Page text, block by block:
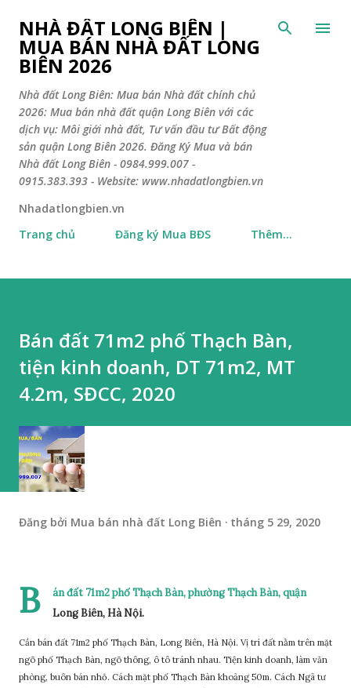
Chuyển đến nội dung chính
NHÀ ĐẤT LONG BIÊN |
MUA BÁN NHÀ ĐẤT LONG
BIÊN 2026
Nhà đất Long Biên: Mua bán Nhà đất chính chủ
2026: Mua bán nhà đất quận Long Biên với các
dịch vụ: Môi giới nhà đất, Tư vấn đầu tư Bất động
sản quận Long Biên 2026. Đăng Ký Mua và bán
Nhà đất Long Biên - 0984.999.007 -
0915.383.393 - Website: www.nhadatlongbien.vn
Nhadatlongbien.vn
Trang chủ
Đăng ký Mua BĐS Thêm…
Bán đất 71m2 phố Thạch Bàn,
tiện kinh doanh, DT 71m2, MT
4.2m, SĐCC, 2020
Đăng bởi Mua bán nhà đất Long Biên tháng 5 29, 2020
B
án đất 71m2 phố Thạch Bàn, phường Thạch Bàn, quận
Long Biên, Hà Nội.
Cần bán đất 71m2 phố Thạch Bàn, Long Biên, Hà Nội. Vị trí đất nằm trên mặt
ngõ phố Thạch Bàn, ngõ thông, ô tô tránh nhau. Tiện kinh doanh, làm văn
phòng, buôn bán nhỏ. Cách mặt phố Thạch Bàn khoảng 50m. Cách Ngã tư